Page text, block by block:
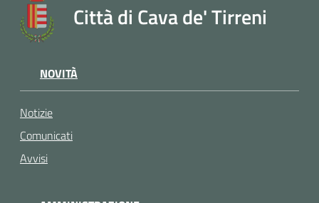
Città di Cava de' Tirreni
NOVITÀ
Notizie
Comunicati
Avvisi